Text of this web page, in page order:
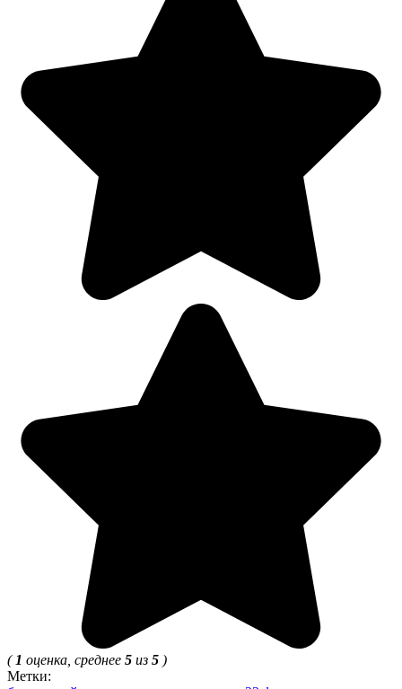
( 1 оценка, среднее 5 из 5 )
Метки: